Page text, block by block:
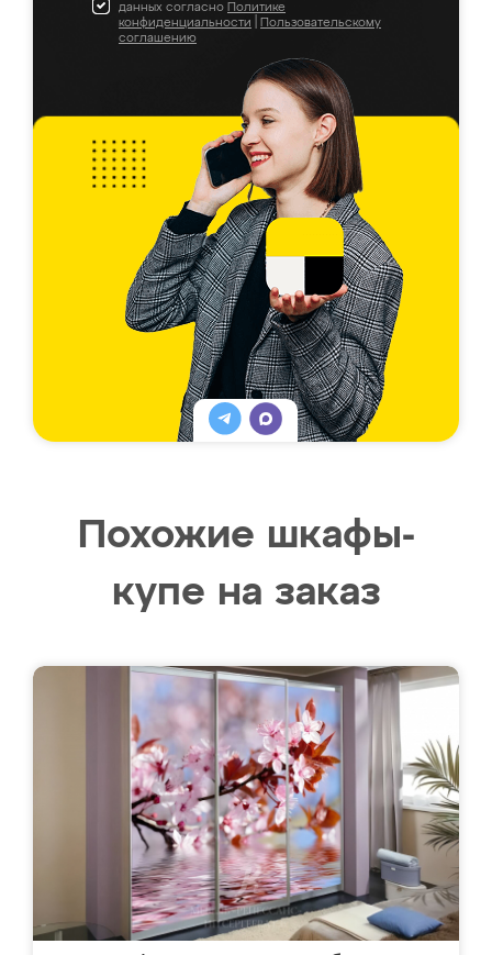
данных согласно Политике
конфиденциальности
Пользовательскому
соглашению
Похожие шкафы-
купе на заказ